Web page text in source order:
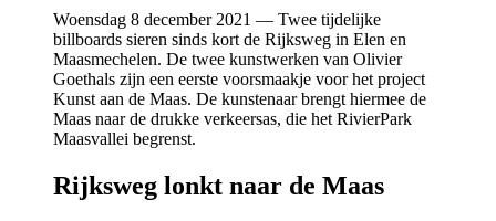
Woensdag 8 december 2021 — Twee tijdelijke
billboards sieren sinds kort de Rijksweg in Elen en
Maasmechelen. De twee kunstwerken van Olivier
Goethals zijn een eerste voorsmaakje voor het project
Kunst aan de Maas. De kunstenaar brengt hiermee de
Maas naar de drukke verkeersas, die het RivierPark
Maasvallei begrenst.
Rijksweg lonkt naar de Maas